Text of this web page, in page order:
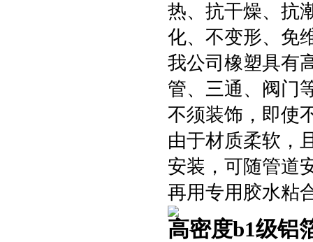
热、抗干燥、抗
化、不变形、免
我公司橡塑具有
管、三通、阀门
不须装饰，即使
由于材质柔软，
安装，可随管道
再用专用胶水粘
高密度b1级铝